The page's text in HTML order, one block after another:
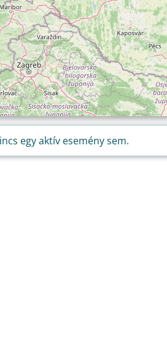
egy aktív esemény sem.